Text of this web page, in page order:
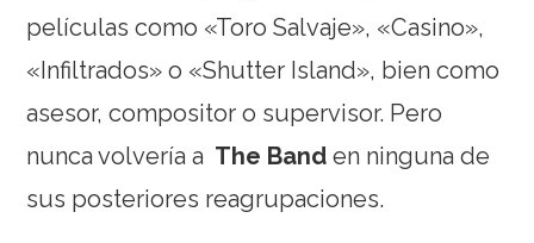
películas como «Toro Salvaje», «Casino»,
«Infiltrados» o «Shutter Island», bien como
asesor, compositor o supervisor. Pero
nunca volvería a The Band en ninguna de
sus posteriores reagrupaciones.